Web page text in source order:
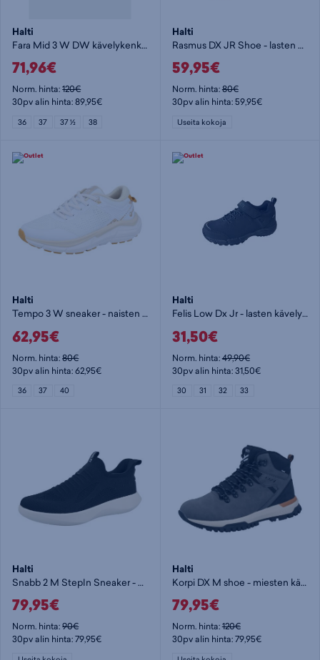
Halti
Fara Mid 3 W DW kävelykenkä - naisten kävelykengät
71,96€
Norm. hinta:120€
30pv alin hinta: 89,95€
36 37 37 ½ 38
Halti
Rasmus DX JR Shoe - lasten kävelykengät
59,95€
Norm. hinta:80€
30pv alin hinta: 59,95€
Useita kokoja
Halti
Tempo 3 W sneaker - naisten kävelykengät
62,95€
Norm. hinta:80€
30pv alin hinta: 62,95€
36 37 40
Halti
Felis Low Dx Jr - lasten kävelykengät
31,50€
Norm. hinta:49,90€
30pv alin hinta: 31,50€
30 31 32 33
Halti
Snabb 2 M StepIn Sneaker - miesten kävelykengät
79,95€
Norm. hinta:90€
30pv alin hinta: 79,95€
Halti
Korpi DX M shoe - miesten kävelykengät
79,95€
Norm. hinta:120€
30pv alin hinta: 79,95€